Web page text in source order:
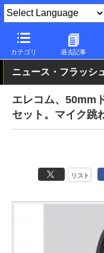
カテゴリ 過去記事
PC Watch 半導体/周辺機
ニュース・フラッシ
エレコム、50mm
セット。マイク跳
リスト